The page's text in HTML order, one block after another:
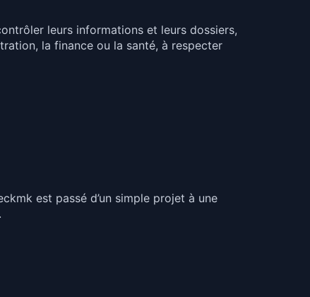
leurs informations et leurs dossiers,
la finance ou la santé, à respecter
est passé d’un simple projet à une